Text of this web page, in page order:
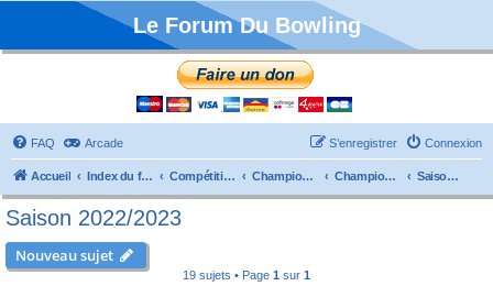
Le Forum Du Bowling
FAQ Arcade Connexion
S’enregistrer
Accueil Index du forum Compétitions Championnats de France Championnat Clubs Saison 2022/2023
Saison 2022/2023
Nouveau sujet
19 sujets • Page 1 sur 1